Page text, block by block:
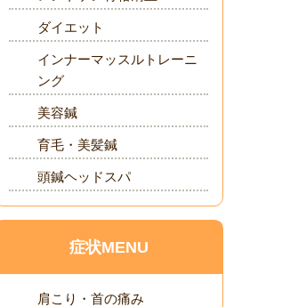
ダイエット
インナーマッスルトレーニ
ング
美容鍼
育毛・美髪鍼
頭鍼ヘッドスパ
症状MENU
肩こり・首の痛み